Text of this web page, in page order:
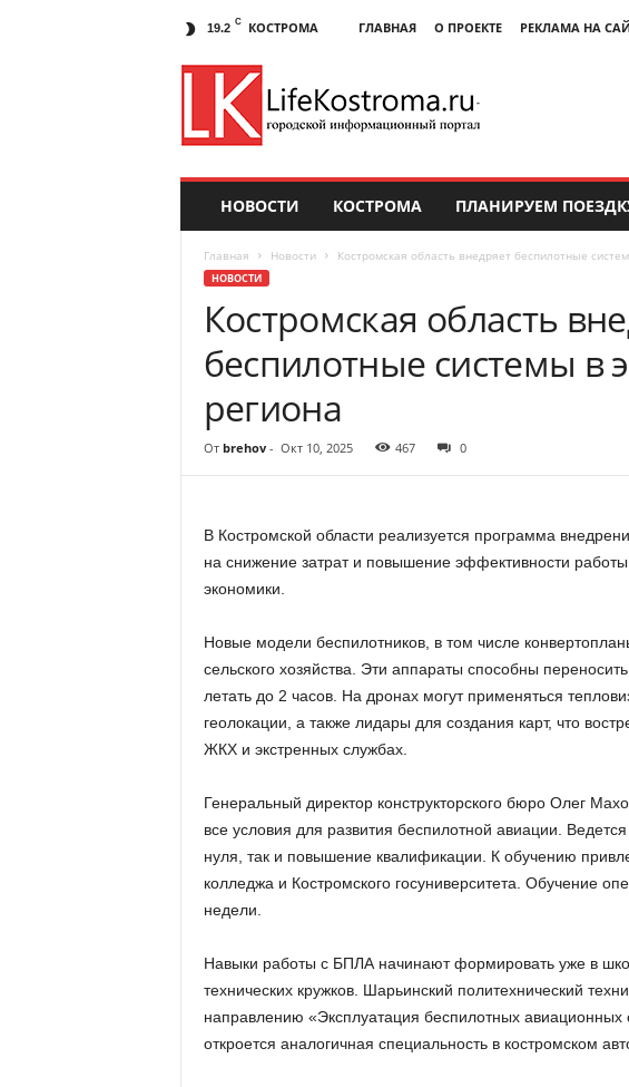
19.2 C КОСТРОМА ГЛАВНАЯ О ПРОЕКТЕ РЕКЛАМА НА
НОВОСТИ КОСТРОМА ПЛАНИРУЕМ
Главная Новости Костромская область внедряет беспилотные
НОВОСТИ
Костромская область
беспилотные системы в
региона
От brehov- Окт 10, 2025 467 0
В Костромской области реализуется программа
на снижение затрат и повышение эффективности
экономики.
Новые модели беспилотников, в том числе
сельского хозяйства. Эти аппараты способны
летать до 2 часов. На дронах могут применяться
геолокации, а также лидары для создания карт, что
ЖКХ и экстренных службах.
Генеральный директор конструкторского бюро Олег
все условия для развития беспилотной авиации.
нуля, так и повышение квалификации. К обучению
колледжа и Костромского госуниверситета. Обучение
недели.
Навыки работы с БПЛА начинают формировать уже в
технических кружков. Шарьинский политехнический
направлению «Эксплуатация беспилотных
откроется аналогичная специальность в костромском